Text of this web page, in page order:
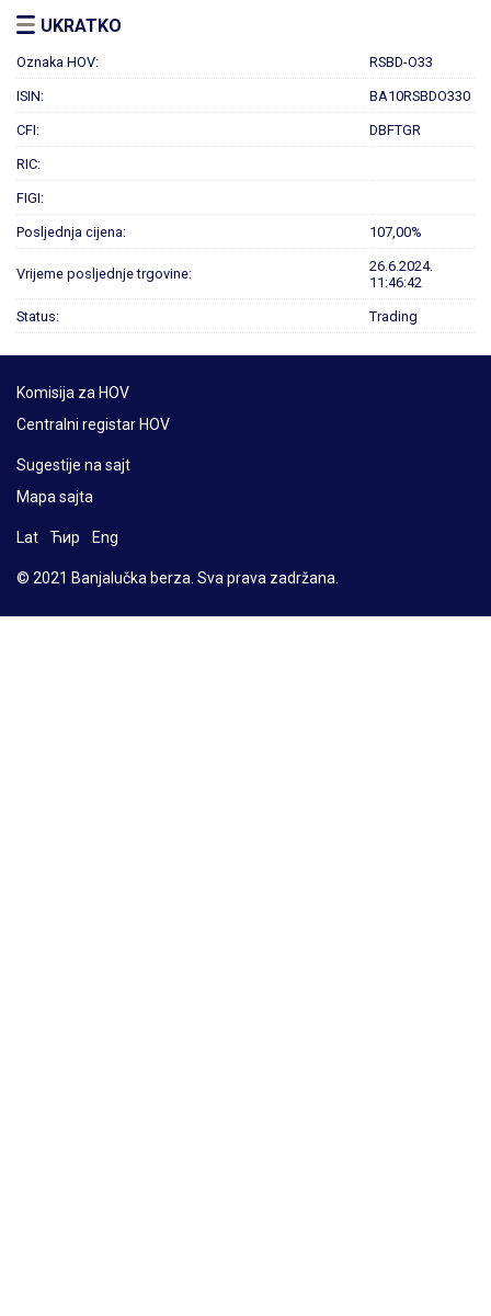
UKRATKO
Oznaka HOV: RSBD-O33
ISIN: BA10RSBDO330
CFI: DBFTGR
RIC:
FIGI:
Posljednja cijena: 107,00%
Vrijeme posljednje trgovine:
26.6.2024.
11:46:42
Status: Trading
Komisija za HOV
Centralni registar HOV
Sugestije na sajt
Mapa sajta
Lat Ћир Eng
© 2021 Banjalučka berza. Sva prava zadržana.